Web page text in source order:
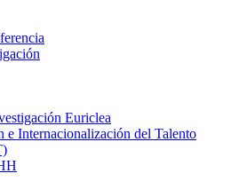
Euriclea
e Internacionalización del Talento